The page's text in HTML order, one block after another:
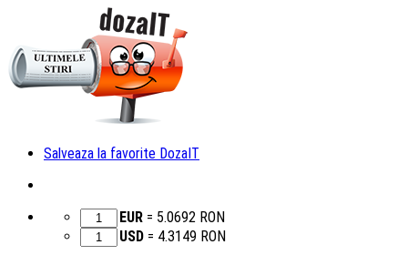
Salveaza la favorite DozaIT
EUR = 5.0692 RON
USD = 4.3149 RON